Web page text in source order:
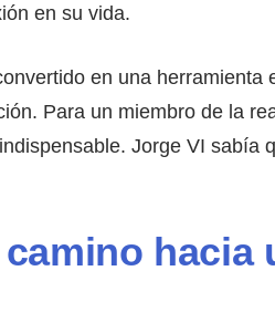
en su vida.
en una herramienta
Para un miembro de la
Jorge VI sabía
hacia